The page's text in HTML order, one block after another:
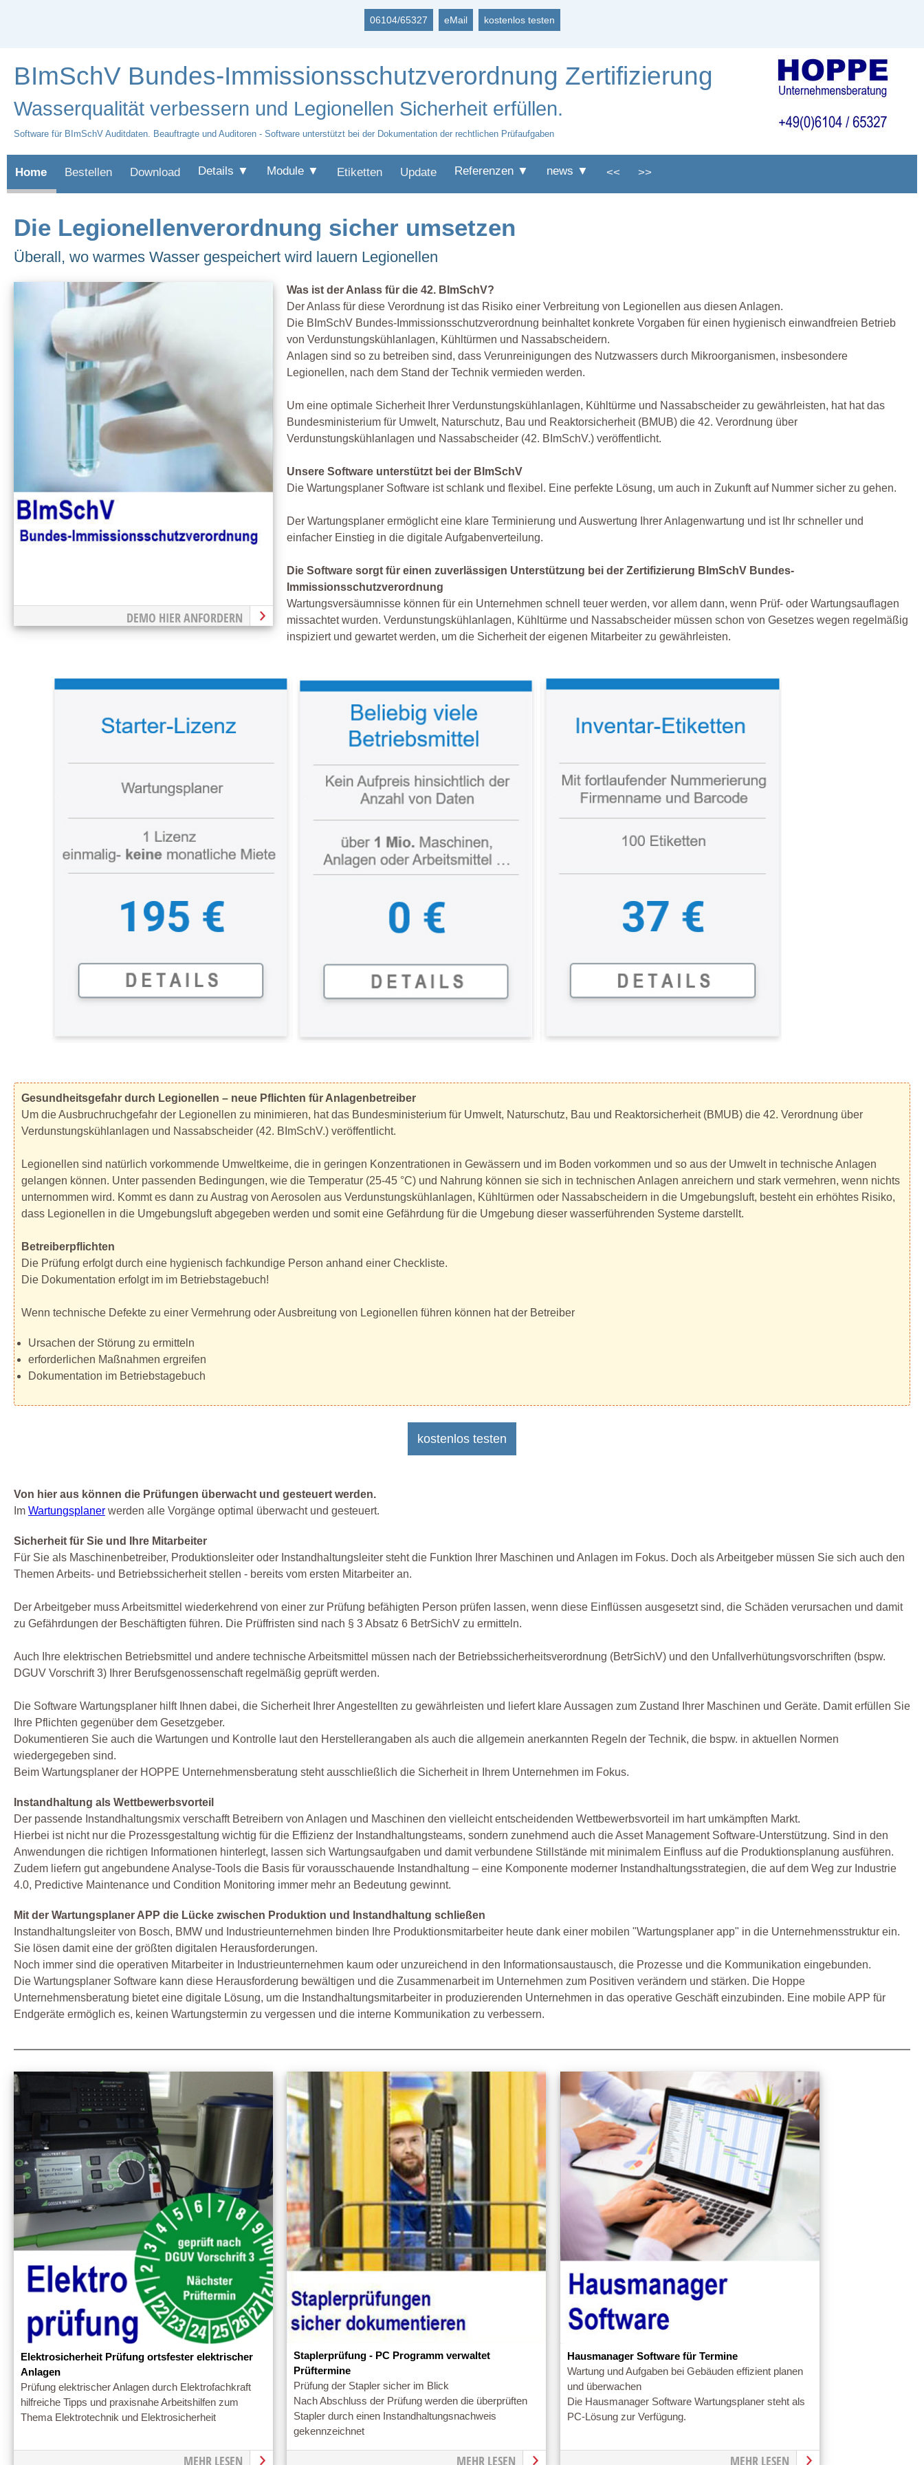
06104/65327 eMail kostenlos testen
BImSchV Bundes-Immissionsschutzverordnung Zertifizierung
Wasserqualität verbessern und Legionellen Sicherheit erfüllen.
Software für BImSchV Auditdaten. Beauftragte und Auditoren - Software unterstützt bei der Dokumentation der rechtlichen Prüfaufgaben
Home Bestellen Download Details ▼ Module ▼ Etiketten Update Referenzen ▼ news ▼ << >>
Die Legionellenverordnung sicher umsetzen
Überall, wo warmes Wasser gespeichert wird lauern Legionellen
DEMO HIER ANFORDERN
Was ist der Anlass für die 42. BImSchV?
Der Anlass für diese Verordnung ist das Risiko einer Verbreitung von Legionellen aus diesen Anlagen.
Die BImSchV Bundes-Immissionsschutzverordnung beinhaltet konkrete Vorgaben für einen hygienisch einwandfreien Betrieb
von Verdunstungskühlanlagen, Kühltürmen und Nassabscheidern.
Anlagen sind so zu betreiben sind, dass Verunreinigungen des Nutzwassers durch Mikroorganismen, insbesondere
Legionellen, nach dem Stand der Technik vermieden werden.
Um eine optimale Sicherheit Ihrer Verdunstungskühlanlagen, Kühltürme und Nassabscheider zu gewährleisten, hat hat das
Bundesministerium für Umwelt, Naturschutz, Bau und Reaktorsicherheit (BMUB) die 42. Verordnung über
Verdunstungskühlanlagen und Nassabscheider (42. BImSchV.) veröffentlicht.
Unsere Software unterstützt bei der BImSchV
Die Wartungsplaner Software ist schlank und flexibel. Eine perfekte Lösung, um auch in Zukunft auf Nummer sicher zu gehen.
Der Wartungsplaner ermöglicht eine klare Terminierung und Auswertung Ihrer Anlagenwartung und ist Ihr schneller und
einfacher Einstieg in die digitale Aufgabenverteilung.
Die Software sorgt für einen zuverlässigen Unterstützung bei der Zertifizierung BImSchV Bundes-
Immissionsschutzverordnung
Wartungsversäumnisse können für ein Unternehmen schnell teuer werden, vor allem dann, wenn Prüf- oder Wartungsauflagen
missachtet wurden. Verdunstungskühlanlagen, Kühltürme und Nassabscheider müssen schon von Gesetzes wegen regelmäßig
inspiziert und gewartet werden, um die Sicherheit der eigenen Mitarbeiter zu gewährleisten.
Gesundheitsgefahr durch Legionellen – neue Pflichten für Anlagenbetreiber
Um die Ausbruchruchgefahr der Legionellen zu minimieren, hat das Bundesministerium für Umwelt, Naturschutz, Bau und Reaktorsicherheit (BMUB) die 42. Verordnung über
Verdunstungskühlanlagen und Nassabscheider (42. BImSchV.) veröffentlicht.
Legionellen sind natürlich vorkommende Umweltkeime, die in geringen Konzentrationen in Gewässern und im Boden vorkommen und so aus der Umwelt in technische Anlagen
gelangen können. Unter passenden Bedingungen, wie die Temperatur (25-45 °C) und Nahrung können sie sich in technischen Anlagen anreichern und stark vermehren, wenn nichts
unternommen wird. Kommt es dann zu Austrag von Aerosolen aus Verdunstungskühlanlagen, Kühltürmen oder Nassabscheidern in die Umgebungsluft, besteht ein erhöhtes Risiko,
dass Legionellen in die Umgebungsluft abgegeben werden und somit eine Gefährdung für die Umgebung dieser wasserführenden Systeme darstellt.
Betreiberpflichten
Die Prüfung erfolgt durch eine hygienisch fachkundige Person anhand einer Checkliste.
Die Dokumentation erfolgt im im Betriebstagebuch!
Wenn technische Defekte zu einer Vermehrung oder Ausbreitung von Legionellen führen können hat der Betreiber
Ursachen der Störung zu ermitteln
erforderlichen Maßnahmen ergreifen
Dokumentation im Betriebstagebuch
kostenlos testen
Von hier aus können die Prüfungen überwacht und gesteuert werden.
Im Wartungsplaner werden alle Vorgänge optimal überwacht und gesteuert.
Sicherheit für Sie und Ihre Mitarbeiter
Für Sie als Maschinenbetreiber, Produktionsleiter oder Instandhaltungsleiter steht die Funktion Ihrer Maschinen und Anlagen im Fokus. Doch als Arbeitgeber müssen Sie sich auch den
Themen Arbeits- und Betriebssicherheit stellen - bereits vom ersten Mitarbeiter an.
Der Arbeitgeber muss Arbeitsmittel wiederkehrend von einer zur Prüfung befähigten Person prüfen lassen, wenn diese Einflüssen ausgesetzt sind, die Schäden verursachen und damit
zu Gefährdungen der Beschäftigten führen. Die Prüffristen sind nach § 3 Absatz 6 BetrSichV zu ermitteln.
Auch Ihre elektrischen Betriebsmittel und andere technische Arbeitsmittel müssen nach der Betriebssicherheitsverordnung (BetrSichV) und den Unfallverhütungsvorschriften (bspw.
DGUV Vorschrift 3) Ihrer Berufsgenossenschaft regelmäßig geprüft werden.
Die Software Wartungsplaner hilft Ihnen dabei, die Sicherheit Ihrer Angestellten zu gewährleisten und liefert klare Aussagen zum Zustand Ihrer Maschinen und Geräte. Damit erfüllen Sie
Ihre Pflichten gegenüber dem Gesetzgeber.
Dokumentieren Sie auch die Wartungen und Kontrolle laut den Herstellerangaben als auch die allgemein anerkannten Regeln der Technik, die bspw. in aktuellen Normen
wiedergegeben sind.
Beim Wartungsplaner der HOPPE Unternehmensberatung steht ausschließlich die Sicherheit in Ihrem Unternehmen im Fokus.
Instandhaltung als Wettbewerbsvorteil
Der passende Instandhaltungsmix verschafft Betreibern von Anlagen und Maschinen den vielleicht entscheidenden Wettbewerbsvorteil im hart umkämpften Markt.
Hierbei ist nicht nur die Prozessgestaltung wichtig für die Effizienz der Instandhaltungsteams, sondern zunehmend auch die Asset Management Software-Unterstützung. Sind in den
Anwendungen die richtigen Informationen hinterlegt, lassen sich Wartungsaufgaben und damit verbundene Stillstände mit minimalem Einfluss auf die Produktionsplanung ausführen.
Zudem liefern gut angebundene Analyse-Tools die Basis für vorausschauende Instandhaltung – eine Komponente moderner Instandhaltungsstrategien, die auf dem Weg zur Industrie
4.0, Predictive Maintenance und Condition Monitoring immer mehr an Bedeutung gewinnt.
Mit der Wartungsplaner APP die Lücke zwischen Produktion und Instandhaltung schließen
Instandhaltungsleiter von Bosch, BMW und Industrieunternehmen binden Ihre Produktionsmitarbeiter heute dank einer mobilen "Wartungsplaner app" in die Unternehmensstruktur ein.
Sie lösen damit eine der größten digitalen Herausforderungen.
Noch immer sind die operativen Mitarbeiter in Industrieunternehmen kaum oder unzureichend in den Informationsaustausch, die Prozesse und die Kommunikation eingebunden.
Die Wartungsplaner Software kann diese Herausforderung bewältigen und die Zusammenarbeit im Unternehmen zum Positiven verändern und stärken. Die Hoppe
Unternehmensberatung bietet eine digitale Lösung, um die Instandhaltungsmitarbeiter in produzierenden Unternehmen in das operative Geschäft einzubinden. Eine mobile APP für
Endgeräte ermöglich es, keinen Wartungstermin zu vergessen und die interne Kommunikation zu verbessern.
Elektrosicherheit Prüfung ortsfester elektrischer
Anlagen
Prüfung elektrischer Anlagen durch Elektrofachkraft
hilfreiche Tipps und praxisnahe Arbeitshilfen zum
Thema Elektrotechnik und Elektrosicherheit
MEHR LESEN
Staplerprüfung - PC Programm verwaltet
Prüftermine
Prüfung der Stapler sicher im Blick
Nach Abschluss der Prüfung werden die überprüften
Stapler durch einen Instandhaltungsnachweis
gekennzeichnet
MEHR LESEN
Hausmanager Software für Termine
Wartung und Aufgaben bei Gebäuden effizient planen
und überwachen
Die Hausmanager Software Wartungsplaner steht als
PC-Lösung zur Verfügung.
MEHR LESEN